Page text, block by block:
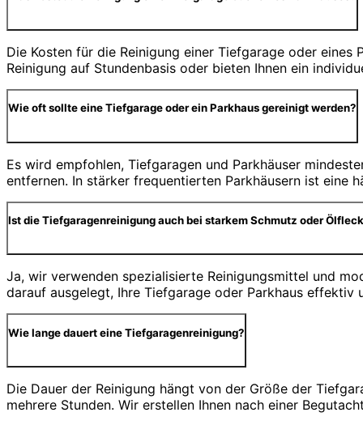
Die Kosten für die Reinigung einer Tiefgarage oder
Reinigung auf Stundenbasis oder bieten Ihnen ein
Wie oft sollte eine Tiefgarage oder ein Parkhaus gereinigt werden?
Es wird empfohlen, Tiefgaragen und Parkhäuser
entfernen. In stärker frequentierten Parkhäusern ist eine
Ist die Tiefgaragenreinigung auch bei starkem Schmutz oder
Ja, wir verwenden spezialisierte Reinigungsmittel und
darauf ausgelegt, Ihre Tiefgarage oder Parkhaus effektiv
Wie lange dauert eine Tiefgaragenreinigung?
Die Dauer der Reinigung hängt von der Größe der
mehrere Stunden. Wir erstellen Ihnen nach einer